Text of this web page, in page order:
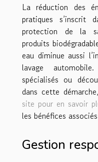
La réduction des
pratiques s’inscrit
protection de la
produits
eau diminue aussi
lavage
spécialisés ou
dans cette
site pour en savoir
les bénéfices
Gestion